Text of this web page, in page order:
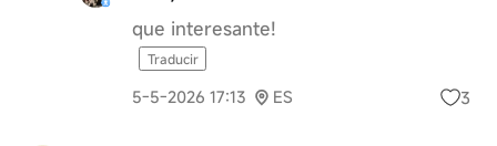
que interesante!
Traducir
5-5-2026 17:13 ES 3